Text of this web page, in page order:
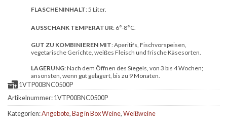
FLASCHENINHALT: 5 Liter.
AUSSCHANK TEMPERATUR: 6°-8°C.
GUT ZU KOMBINIEREN MIT: Aperitifs, Fischvorspeisen,
vegetarische Gerichte, weißes Fleisch und frische Käsesorten.
LAGERUNG: Nach dem Öffnen des Siegels, von 3 bis 4 Wochen;
ansonsten, wenn gut gelagert, bis zu 9 Monaten.
1VTP00BNC0500P
Artikelnummer:1VTP00BNC0500P
Kategorien:Angebote,Bag in Box Weine,Weißweine